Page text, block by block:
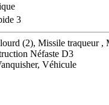
3
(2), Missile traqueur ,
Néfaste D3
Véhicule